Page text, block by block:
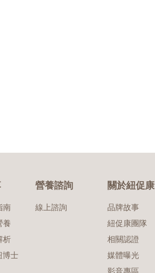
南
養
析
博士
營養諮詢
線上諮詢
關於紐促康
品牌故事
紐促康團隊
相關認證
媒體曝光
影音專區